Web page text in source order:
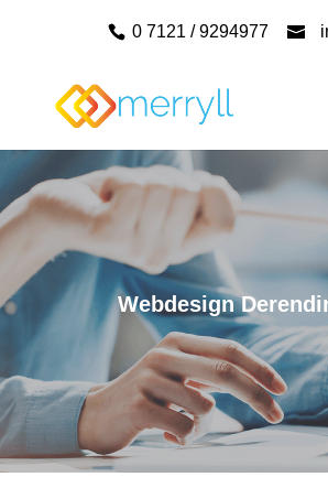
0 7121 / 9294977
Webdesign